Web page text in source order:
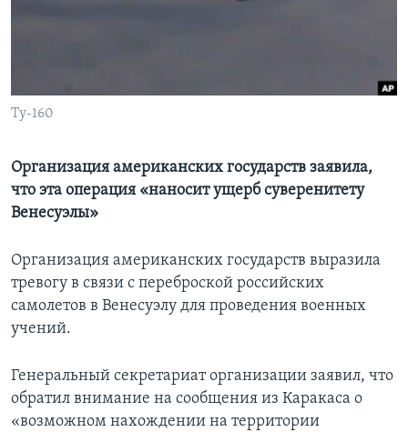
Языки
Ту-160
Организация американских государств заявила,
что эта операция «наносит ущерб суверенитету
Венесуэлы»
Организация американских государств выразила
тревогу в связи с переброской российских
самолетов в Венесуэлу для проведения военных
учений.
Генеральный секретариат организации заявил, что
обратил внимание на сообщения из Каракаса о
«возможном нахождении на территории